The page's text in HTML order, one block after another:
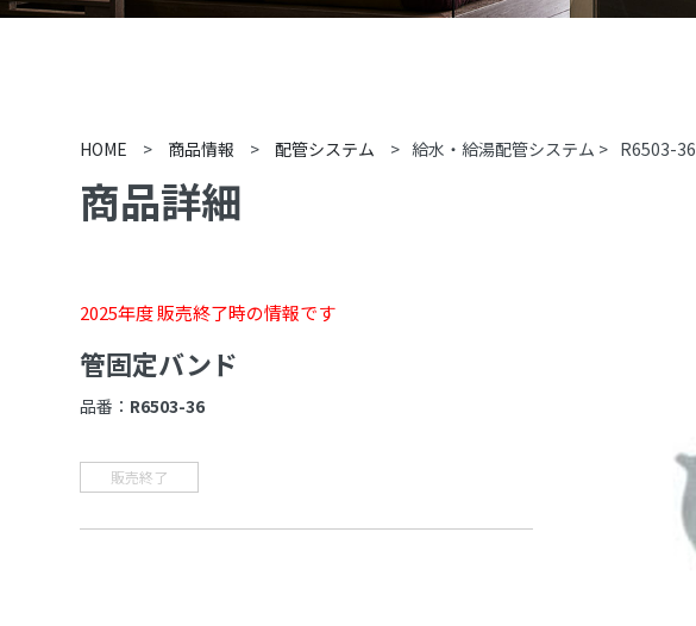
HOME > 商品情報 > 配管システム > 給水・給湯配管システム > R6503-36
商品詳細
2025年度 販売終了時の情報です
管固定バンド
品番： R6503-36
販売終了